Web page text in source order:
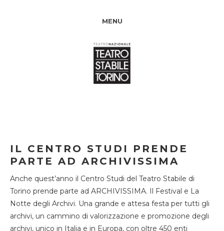
MENU
IL CENTRO STUDI PRENDE
PARTE AD ARCHIVISSIMA
Anche quest’anno il Centro Studi del Teatro Stabile di
Torino prende parte ad ARCHIVISSIMA. Il Festival e La
Notte degli Archivi. Una grande e attesa festa per tutti gli
archivi, un cammino di valorizzazione e promozione degli
archivi, unico in Italia e in Europa, con oltre 450 enti